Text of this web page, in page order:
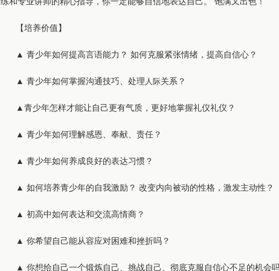
【培养价值】
▲ 青少年如何提高言语能力？ 如何克服紧张情绪，提高自信心？
▲ 青少年如何掌握沟通技巧、处理 人际关系？
▲青少年怎样才能让自己更有气质，更好地掌握礼仪礼仪？
▲ 青少年如何理解感恩、奉献、责任？
▲ 青少年如何养成良好的表达习惯？
▲ 如何培养青少年的自我激励？ 改变内向被动的性格，激发主动性？
▲ 初高中如何表达和交流高情商？
▲ 你希望自己能从容应对困难和挫折吗？
▲ 你想给自己一个锻炼自己、挑战自己、彻底克服自信心不足的机会